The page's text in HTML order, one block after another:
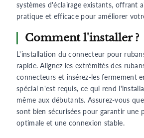
systèmes d'éclairage existants, offrant
pratique et efficace pour améliorer
Comment l'installer ?
L'installation du connecteur pour
rapide. Alignez les extrémités des
connecteurs et insérez-les fermement
spécial n'est requis, ce qui rend
même aux débutants. Assurez-vous
sont bien sécurisées pour garantir une
optimale et une connexion stable.